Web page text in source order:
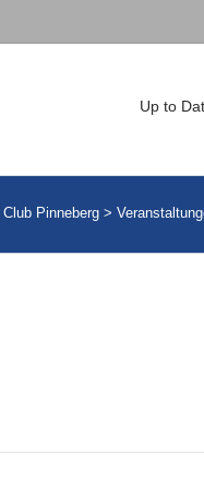
Up to
Pinneberg >